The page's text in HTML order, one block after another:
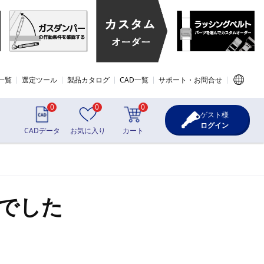
覧 選定ツール 製品カタログ CAD一覧 サポート・お問合せ
0
CADデータ
0
お気に入り
0
カート
ゲスト様
ログイン
した